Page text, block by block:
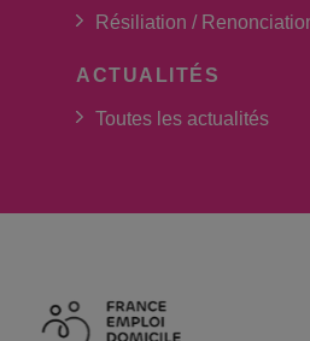
Résiliation /
ACTUALITÉS
Toutes les actualités